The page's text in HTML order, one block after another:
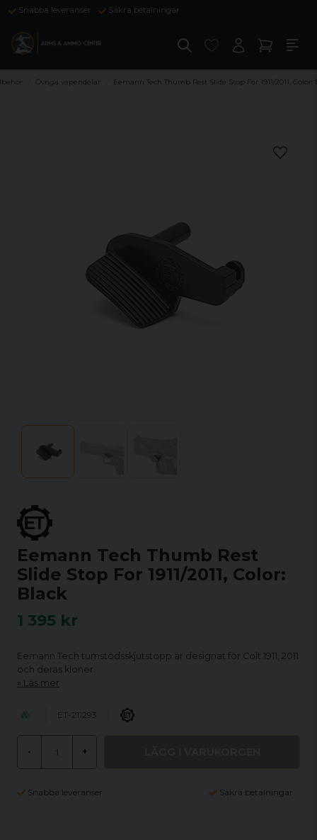
Snabba leveranser Säkra betalningar
Övriga vapendelar Eemann Tech Thumb Rest Slide Stop For 1911/2011, Color:
Eemann Tech Thumb Rest
Slide Stop For 1911/2011, Color:
Black
1 395 kr
Eemann Tech tumstödsskjutstopp är designat för Colt 1911, 2011
och deras kloner.
Läs mer
ET-211293
- +
Snabba leveranser Säkra betalningar